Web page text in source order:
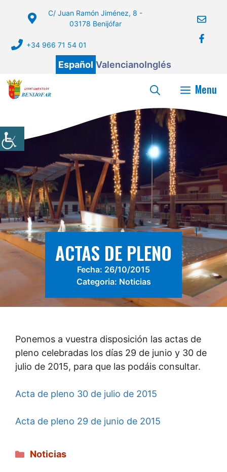
C/ Juan Ramón Jiménez, 8 -
03178 Benijófar
+34 966 71 54 01
Español ValencianoInglés
Menu
ACTAS DE PLENO
Fecha: 26/10/2015
Categoria: Noticias
Ponemos a vuestra disposición las actas de
pleno celebradas los días 29 de junio y 30 de
julio de 2015, para que las podáis consultar.
Acta de pleno 30 de julio de 2015
Acta de pleno 29 de junio de 2015
Categorías
Noticias